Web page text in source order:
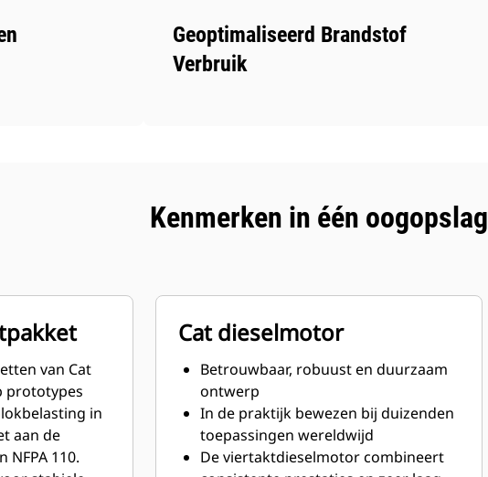
Geoptimaliseerd Brandstof
Verbruik
Kenmerken in één oogopslag
van Cat
prototypes
in
aan de
NFPA 110.
Cat dieselmotor
Betrouwbaar, robuust en duurzaam
ontwerp
In de praktijk bewezen bij duizenden
toepassingen wereldwijd
De viertaktdieselmotor combineert